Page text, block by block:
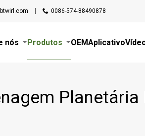
0086-574-88490878
nós Produtos OEMAplicativo
Planetária